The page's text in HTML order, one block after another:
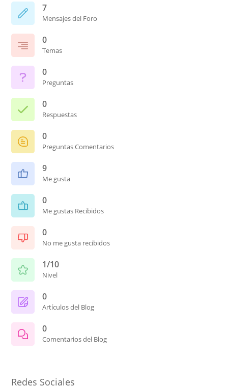
7
Mensajes del Foro
0
Temas
0
Preguntas
0
Respuestas
0
Preguntas Comentarios
9
Me gusta
0
Me gustas Recibidos
0
No me gusta recibidos
1/10
Nivel
0
Artículos del Blog
0
Comentarios del Blog
Redes Sociales